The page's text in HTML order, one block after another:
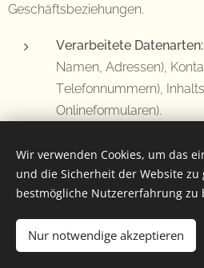
Geschäftsbeziehungen.
Verarbeitete Datenarten:
Namen, Adressen),
Telefonnummern),
Onlineformularen).
Zwecke der
Kommunikation.
vorvertragliche Anfragen
DSGVO), Berechtigte
Wir verwenden Cookies, um das
und die Sicherheit der Website
bestmögliche Nutzererfahrung zu
Nur notwendige akzeptieren